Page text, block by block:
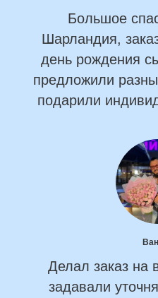
Большое
Шарландия,
день рождения
предложили
подарили
Делал заказ на
задавали